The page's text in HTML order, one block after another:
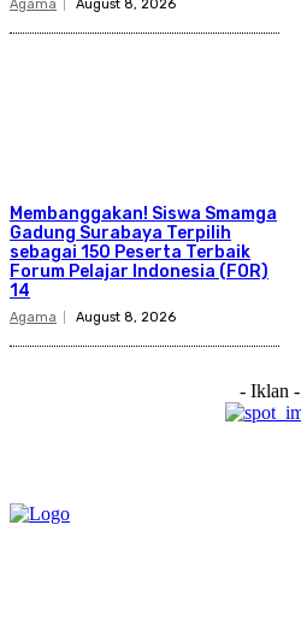
Agama August 8, 2026
Membanggakan! Siswa Smamga
Gadung Surabaya Terpilih
sebagai 150 Peserta Terbaik
Forum Pelajar Indonesia (FOR)
14
Agama August 8, 2026
- Iklan -